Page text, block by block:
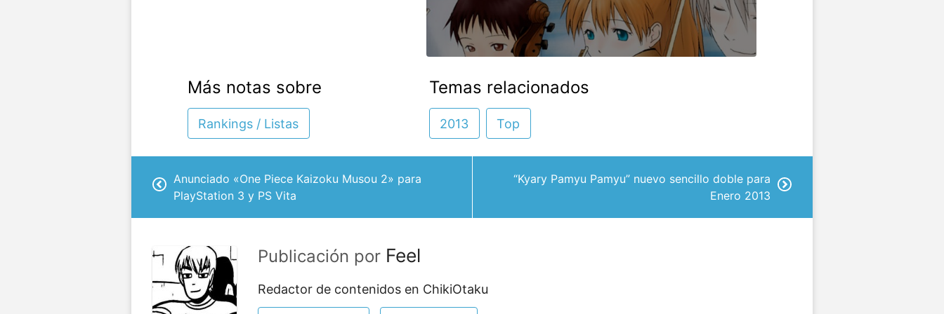
Más notas sobre
Rankings / Listas
Temas relacionados
2013 Top
Anunciado «One Piece Kaizoku Musou 2» para
PlayStation 3 y PS Vita
“Kyary Pamyu Pamyu” nuevo sencillo doble para
Enero 2013
Publicación por Feel
Redactor de contenidos en ChikiOtaku